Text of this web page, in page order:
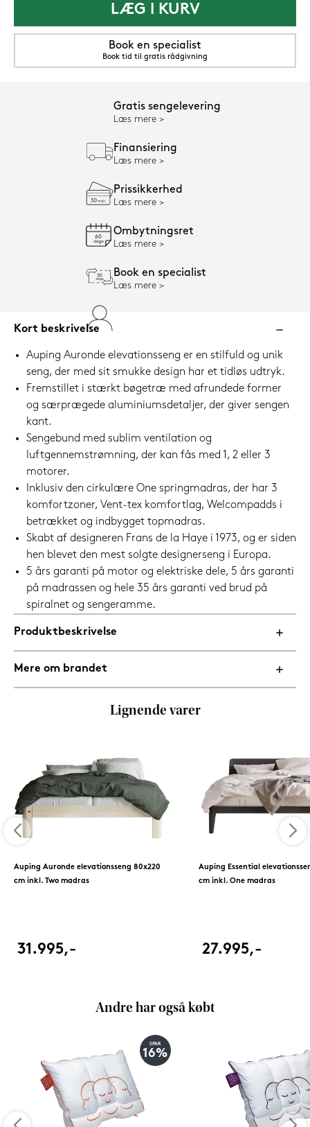
LÆG I KURV
Book en specialist
Book tid til gratis rådgivning
Gratis sengelevering
Læs mere
Finansiering
Læs mere
Prissikkerhed
Læs mere
Ombytningsret
Læs mere
Book en specialist
Læs mere
Kort beskrivelse
Auping Auronde elevationsseng er en stilfuld og unik
seng, der med sit smukke design har et tidløs udtryk.
Fremstillet i stærkt bøgetræ med afrundede former
og særprægede aluminiumsdetaljer, der giver sengen
kant.
Sengebund med sublim ventilation og
luftgennemstrømning, der kan fås med 1, 2 eller 3
motorer.
Inklusiv den cirkulære One springmadras, der har 3
komfortzoner, Vent-tex komfortlag, Welcompadds i
betrækket og indbygget topmadras.
Skabt af designeren Frans de la Haye i 1973, og er siden
hen blevet den mest solgte designerseng i Europa.
5 års garanti på motor og elektriske dele, 5 års garanti
på madrassen og hele 35 års garanti ved brud på
spiralnet og sengeramme.
Produktbeskrivelse
Mere om brandet
Lignende varer
Auping Auronde elevationsseng 80x220
cm inkl. Two madras
31.995,-
Auping Essential
cm inkl. One madras
27.995,-
Andre har også købt
SPAR
16%